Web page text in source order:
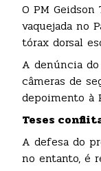
O PM
vaquejada no
tórax dorsal
A denúncia
câmeras de
depoimento à
Teses
A defesa do
no entanto, é